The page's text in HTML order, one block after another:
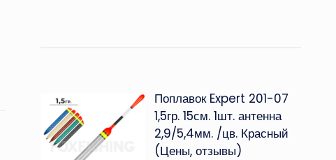
Поплавок Expert 201-07
1,5гр. 15см. 1шт. антенна
2,9/5,4мм. /цв. Красный
(Цены, отзывы)